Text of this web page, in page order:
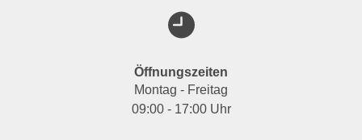
Öffnungszeiten
Montag - Freitag
09:00 - 17:00 Uhr